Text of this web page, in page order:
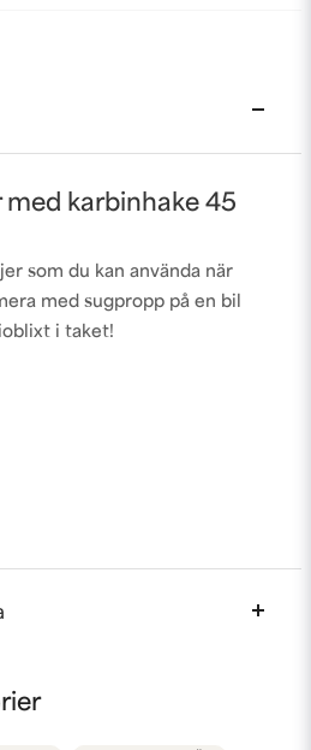
med karbinhake 45
som du kan använda när
med sugpropp på en bil
i taket!
produkten...